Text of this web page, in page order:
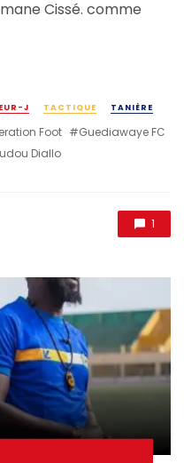
Cissé. comme
J TACTIQUE TANIÈRE
Foot
Guediawaye FC
Diallo
1